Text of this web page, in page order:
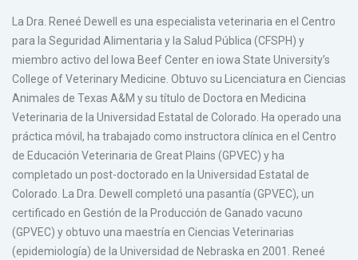
La Dra. Reneé Dewell es una especialista veterinaria en el Centro
para la Seguridad Alimentaria y la Salud Pública (CFSPH) y
miembro activo del Iowa Beef Center en iowa State University’s
College of Veterinary Medicine. Obtuvo su Licenciatura en Ciencias
Animales de Texas A&M y su título de Doctora en Medicina
Veterinaria de la Universidad Estatal de Colorado. Ha operado una
práctica móvil, ha trabajado como instructora clínica en el Centro
de Educación Veterinaria de Great Plains (GPVEC) y ha
completado un post-doctorado en la Universidad Estatal de
Colorado. La Dra. Dewell completó una pasantía (GPVEC), un
certificado en Gestión de la Producción de Ganado vacuno
(GPVEC) y obtuvo una maestría en Ciencias Veterinarias
(epidemiología) de la Universidad de Nebraska en 2001. Reneé